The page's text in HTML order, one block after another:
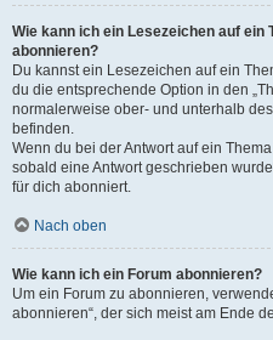
Wie kann ich ein Lesezeichen auf ein
abonnieren?
Du kannst ein Lesezeichen auf ein
du die entsprechende Option in den
normalerweise ober- und unterhalb
befinden.
Wenn du bei der Antwort auf ein
sobald eine Antwort geschrieben
für dich abonniert.
Nach oben
Wie kann ich ein Forum abonnieren?
Um ein Forum zu abonnieren,
abonnieren“, der sich meist am Ende